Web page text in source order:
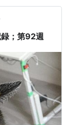
の民具」「アイ
の校正を行っ
具
；第92週